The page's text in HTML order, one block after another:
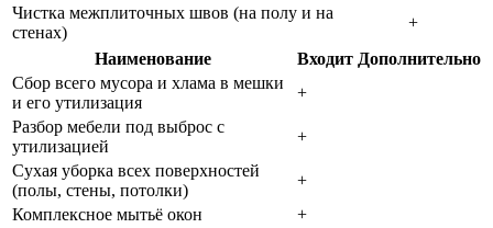
Чистка межплиточных швов (на полу и на
стенах)
+
Наименование
Входит Дополнительно
Сбор всего мусора и хлама в мешки
и его утилизация
+
Разбор мебели под выброс с
утилизацией
+
Сухая уборка всех поверхностей
(полы, стены, потолки)
+
Комплексное мытьё окон
+